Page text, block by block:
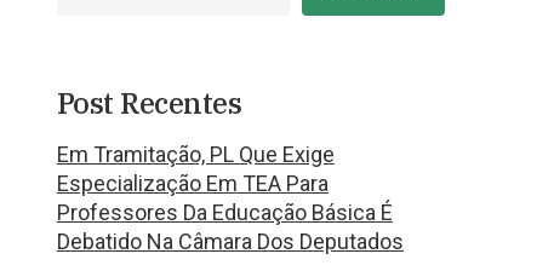
Post Recentes
Em Tramitação, PL Que Exige
Especialização Em TEA Para
Professores Da Educação Básica É
Debatido Na Câmara Dos Deputados